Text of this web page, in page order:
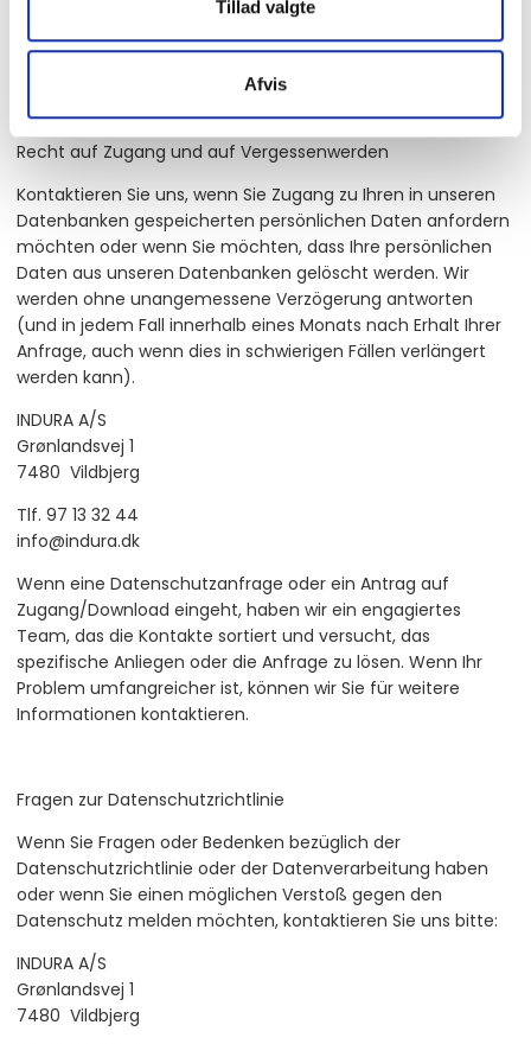
Tillad valgte
Afvis
Tlf. 97 13 32 44
Recht auf Zugang und auf Vergessenwerden
Kontaktieren Sie uns, wenn Sie Zugang zu Ihren in unseren
Datenbanken gespeicherten persönlichen Daten anfordern
möchten oder wenn Sie möchten, dass Ihre persönlichen
Daten aus unseren Datenbanken gelöscht werden. Wir
werden ohne unangemessene Verzögerung antworten
(und in jedem Fall innerhalb eines Monats nach Erhalt Ihrer
Anfrage, auch wenn dies in schwierigen Fällen verlängert
werden kann).
INDURA A/S
Grønlandsvej 1
7480 Vildbjerg
Tlf. 97 13 32 44
info@indura.dk
Wenn eine Datenschutzanfrage oder ein Antrag auf
Zugang/Download eingeht, haben wir ein engagiertes
Team, das die Kontakte sortiert und versucht, das
spezifische Anliegen oder die Anfrage zu lösen. Wenn Ihr
Problem umfangreicher ist, können wir Sie für weitere
Informationen kontaktieren.
Fragen zur Datenschutzrichtlinie
Wenn Sie Fragen oder Bedenken bezüglich der
Datenschutzrichtlinie oder der Datenverarbeitung haben
oder wenn Sie einen möglichen Verstoß gegen den
Datenschutz melden möchten, kontaktieren Sie uns bitte:
INDURA A/S
Grønlandsvej 1
7480 Vildbjerg